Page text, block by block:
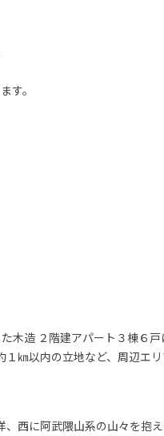
す。
木造 ２階建アパート３棟６戸
㎞以内の立地など、周辺エ
西に阿武隈山系の山々を抱